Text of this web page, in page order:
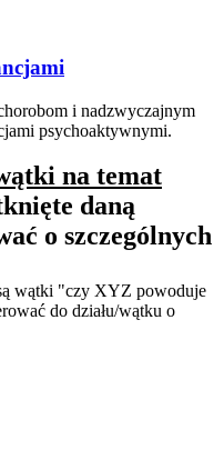
i nadzwyczajnym
psychoaktywnymi.
na temat
daną
o szczególnych
wątki "czy XYZ powoduje
do działu/wątku o